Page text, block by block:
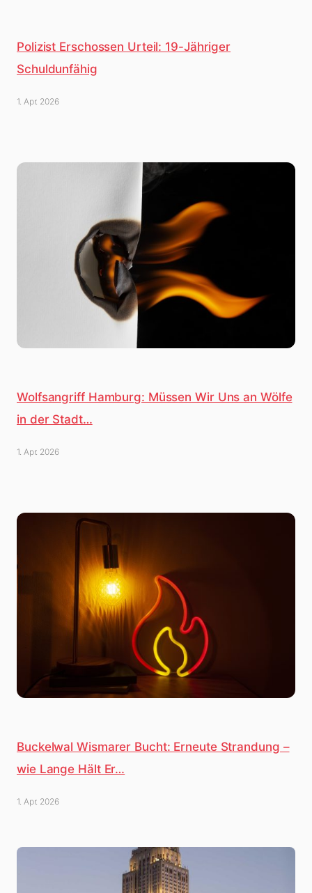
Polizist Erschossen Urteil: 19-Jähriger
Schuldunfähig
1. Apr. 2026
Wolfsangriff Hamburg: Müssen Wir Uns an Wölfe
in der Stadt…
1. Apr. 2026
Buckelwal Wismarer Bucht: Erneute Strandung –
wie Lange Hält Er…
1. Apr. 2026